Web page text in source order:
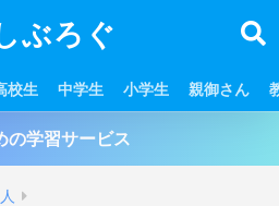
ぶろぐ
校生 中学生 小学生 親御さん
の学習サービス